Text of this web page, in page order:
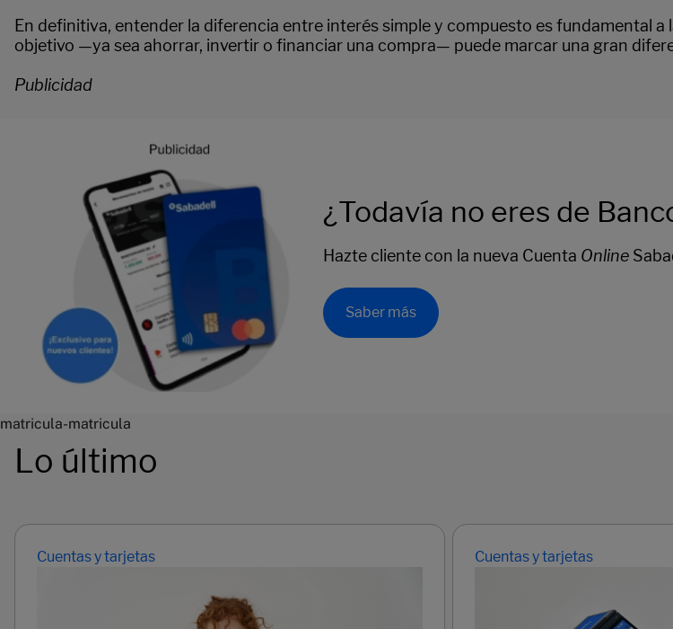
En definitiva, entender la diferencia entre interés simple y compuesto es fundamental
objetivo —ya sea ahorrar, invertir o financiar una compra— puede marcar una gran
Publicidad
¿Todavía no eres de
Hazte cliente con la nueva Cuenta Online
Saber más
matricula-matricula
Lo último
Cuentas y tarjetas Cuentas y tarjetas